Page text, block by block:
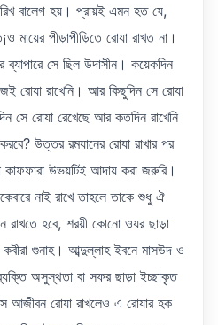
বালেগ হয়। প্রায়ই এমন হত যে,
মায়ের পীড়াপীড়িতে রোযা রাখত না।
সে ছিল উদাসীন। কয়েকদিন
রোযা রাখেনি। আর কিছুদিন সে রোযা
সে রোযা রেখেছে আর কতদিন রাখেনি
উত্তর রমযানের রোযা রাখার পর
কাফফারা উভয়টিই আদায় করা জরুরি।
নাই রাখে তাহলে তাকে শুধু ঐ
রাখতে হবে, শরয়ী কোনো ওযর ছাড়া
কবীরা গুনাহ। আব্দুল্লাহ ইবনে মাসউদ ও
অসুস্থতা বা সফর ছাড়া ইচ্ছাকৃত
আজীবন রোযা রাখলেও এ রোযার হক